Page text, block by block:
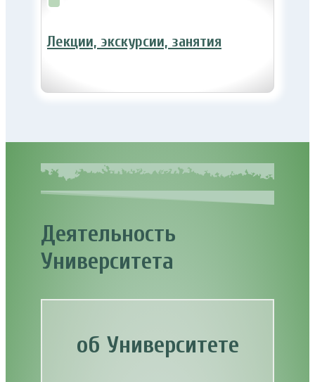
Лекции, экскурсии, занятия
Деятельность
Университета
об Университете